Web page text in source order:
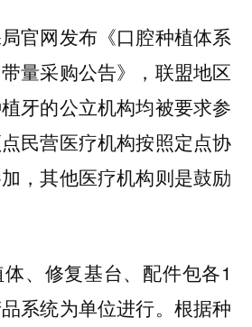
官网发布《口腔种植体系
量采购公告》，联盟地区
牙的公立机构均被要求参
民营医疗机构按照定点协
，其他医疗机构则是鼓励
、修复基台、配件包各1
系统为单位进行。根据种